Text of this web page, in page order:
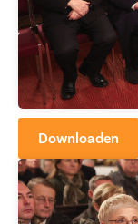
Downloaden